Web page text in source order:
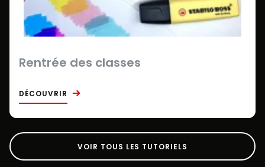
Rentrée des classes
DÉCOUVRIR
VOIR TOUS LES TUTORIELS